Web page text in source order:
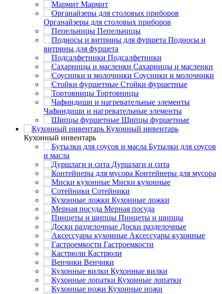
Мармит
Органайзеры для столовых приборов
Пепельницы
Подносы и
витрины для фуршета
Подсалфетники
Сахарницы и масленки
Соусники и молочники
Стойки фуршетные
Тортовницы
Чафиндиши и нагревательные элементы
Щипцы фуршетные
Кухонный инвентарь
Кухонный инвентарь
Бутылки для соусов
и масла
Дуршлаги и сита
Контейнеры для мусора
Миски кухонные
Сотейники
Кухонные ложки
Мерная посуда
Пинцеты и щипцы
Доски разделочные
Аксессуары кухонные
Гастроемкости
Кастрюли
Венчики
Кухонные вилки
Кухонные лопатки
Кухонные ножи